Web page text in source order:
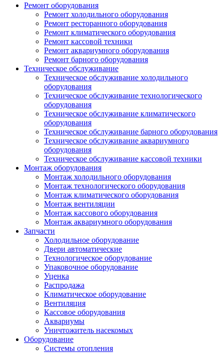
Ремонт оборудования
Ремонт холодильного оборудования
Ремонт ресторанного оборудования
Ремонт климатического оборудования
Ремонт кассовой техники
Ремонт аквариумного оборудования
Ремонт барного оборудования
Техническое обслуживание
Техническое обслуживание холодильного
оборудования
Техническое обслуживание технологического
оборудования
Техническое обслуживание климатического
оборудования
Техническое обслуживание барного оборудования
Техническое обслуживание аквариумного
оборудования
Техническое обслуживание кассовой техники
Монтаж оборудования
Монтаж холодильного оборудования
Монтаж технологического оборудования
Монтаж климатического оборудования
Монтаж вентиляции
Монтаж кассового оборудования
Монтаж аквариумного оборудования
Запчасти
Холодильное оборудование
Двери автоматические
Технологическое оборудование
Упаковочное оборудование
Уценка
Распродажа
Климатическое оборудование
Вентиляция
Кассовое оборудования
Аквариумы
Уничтожитель насекомых
Оборудование
Системы отопления